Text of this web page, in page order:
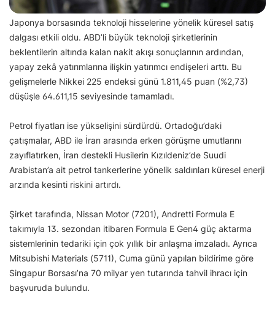
Japonya borsasında teknoloji hisselerine yönelik küresel satış
dalgası etkili oldu. ABD’li büyük teknoloji şirketlerinin
beklentilerin altında kalan nakit akışı sonuçlarının ardından,
yapay zekâ yatırımlarına ilişkin yatırımcı endişeleri arttı. Bu
gelişmelerle Nikkei 225 endeksi günü 1.811,45 puan (%2,73)
düşüşle 64.611,15 seviyesinde tamamladı.
Petrol fiyatları ise yükselişini sürdürdü. Ortadoğu’daki
çatışmalar, ABD ile İran arasında erken görüşme umutlarını
zayıflatırken, İran destekli Husilerin Kızıldeniz’de Suudi
Arabistan’a ait petrol tankerlerine yönelik saldırıları küresel enerji
arzında kesinti riskini artırdı.
Şirket tarafında, Nissan Motor (7201), Andretti Formula E
takımıyla 13. sezondan itibaren Formula E Gen4 güç aktarma
sistemlerinin tedariki için çok yıllık bir anlaşma imzaladı. Ayrıca
Mitsubishi Materials (5711), Cuma günü yapılan bildirime göre
Singapur Borsası’na 70 milyar yen tutarında tahvil ihracı için
başvuruda bulundu.